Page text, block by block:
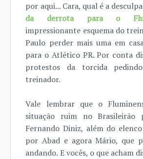
por aqui... Cara, qual é a
da derrota para o
impressionante esquema do
Paulo perder mais uma em
para o Atlético PR. Por conta
protestos da torcida
treinador.
Vale lembrar que o
situação ruim no Brasileirão
Fernando Diniz, além do
por Abad e agora Mário, que
andando. E vocês, o que acham